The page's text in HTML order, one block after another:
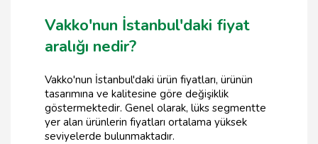
Vakko'nun İstanbul'daki fiyat
aralığı nedir?
Vakko'nun İstanbul'daki ürün fiyatları, ürünün
tasarımına ve kalitesine göre değişiklik
göstermektedir. Genel olarak, lüks segmentte
yer alan ürünlerin fiyatları ortalama yüksek
seviyelerde bulunmaktadır.